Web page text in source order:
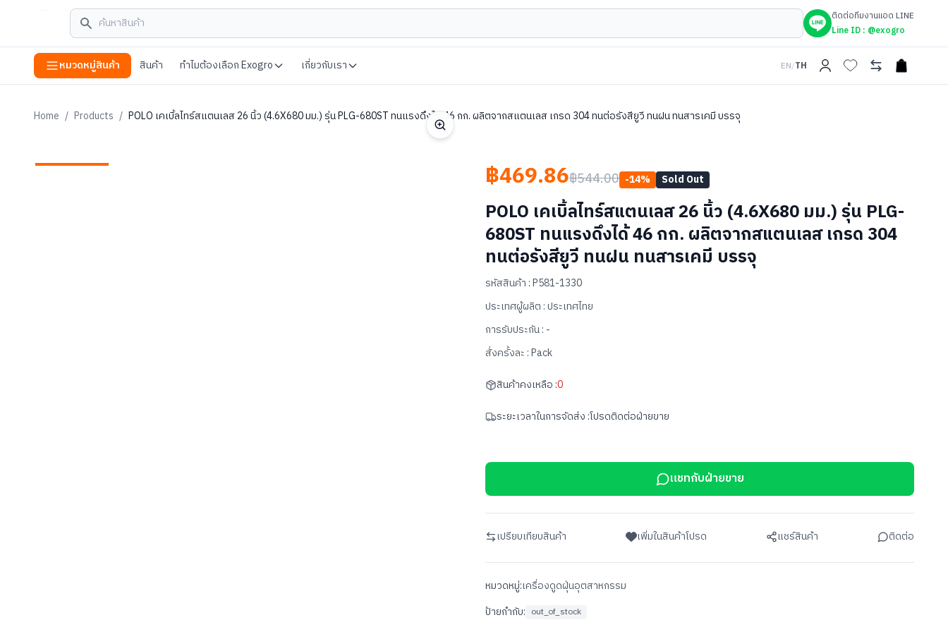
ติดต่อทีมงานแอด LINE
Line ID : @exogro
หมวดหมู่สินค้า สินค้า ทำไมต้องเลือก Exogro เกี่ยวกับเรา EN/TH open
Home / Products / POLO เคเบิ้ลไทร์สแตนเลส 26 นิ้ว (4.6X680 มม.) รุ่น PLG-680ST ทนแรงดึงได้ 46 กก. ผลิตจากสแตนเลส เกรด 304 ทนต่อรังสียูวี ทนฝน ทนสารเคมี บรรจุ
฿469.86฿544.00 -14% Sold Out
POLO เคเบิ้ลไทร์สแตนเลส 26 นิ้ว (4.6X680 มม.) รุ่น PLG-
680ST ทนแรงดึงได้ 46 กก. ผลิตจากสแตนเลส เกรด 304
ทนต่อรังสียูวี ทนฝน ทนสารเคมี บรรจุ
รหัสสินค้า :P581-1330
ประเทศผู้ผลิต :ประเทศไทย
การรับประกัน : -
สั่งครั้งละ :Pack
สินค้าคงเหลือ :0
ระยะเวลาในการจัดส่ง :โปรดติดต่อฝ่ายขาย
แชทกับฝ่ายขาย
เปรียบเทียบสินค้า เพิ่มในสินค้าโปรด แชร์สินค้า ติดต่อ
หมวดหมู่:เครื่องดูดฝุ่นอุตสาหกรรม
ป้ายกำกับ: out_of_stock